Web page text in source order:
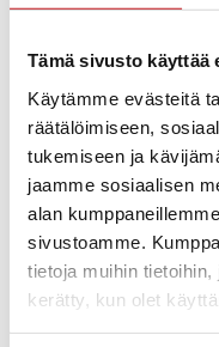
Tämä sivusto käyttää
Käytämme evästeitä
räätälöimiseen,
tukemiseen ja
jaamme sosiaalisen
alan
sivustoamme.
tietoja muihin
kerätty, kun olet
TIEDOT
Päivämäärä:
tiistai 9.6.2026
Aika:
18:00 - 20:00
Tapahtumaluokat:
keskustelu,Yhdistykset
Tapahtuma tagia: